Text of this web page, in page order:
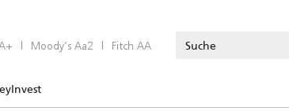
| Moody’s Aa2 | Fitch AA